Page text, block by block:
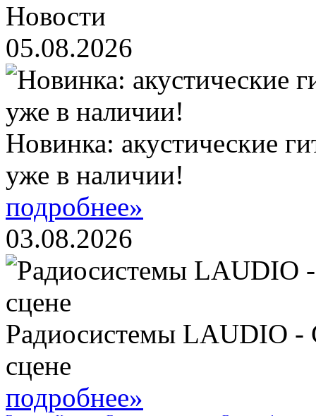
Новости
05.08.2026
Новинка: акустические
уже в наличии!
подробнее»
03.08.2026
Радиосистемы LAUDIO -
сцене
подробнее»